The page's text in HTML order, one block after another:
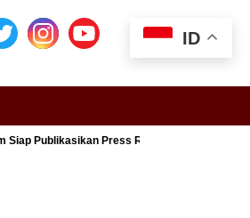
Publikasikan Press Release Anda, Jika Ingin
ID